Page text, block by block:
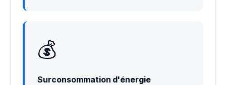
💰
Surconsommation d'énergie